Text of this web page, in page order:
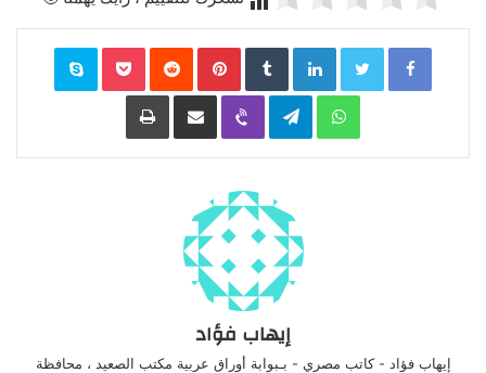
Facebook
Twitter
LinkedIn
‏Tumblr
Pinterest
‏Reddit
Pocket
WhatsApp
Telegram
Viber مشاركة عبر البريد طباعة
إيهاب فؤاد
إيهاب فؤاد - كاتب مصري - بـبوابة أوراق عربية مكتب الصعيد ، محافظة